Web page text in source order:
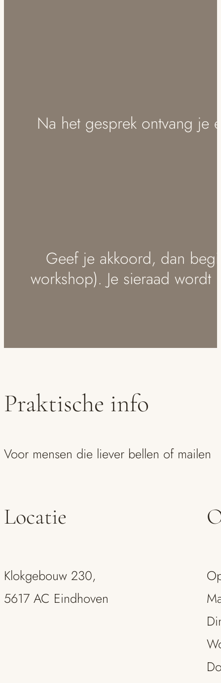
Na het gesprek ontvang je
Geef je akkoord, dan
workshop). Je sieraad
Praktische info
Voor mensen die liever bellen of mailen
Locatie
Klokgebouw 230,
5617 AC Eindhoven